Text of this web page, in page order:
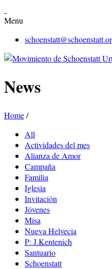
Menu
News
Home/
All
Actividades del mes
Alianza de Amor
Campaña
Familia
Iglesia
Invitación
Jóvenes
Misa
Nueva Helvecia
P: J.Kentenich
Santuario
Schoenstatt